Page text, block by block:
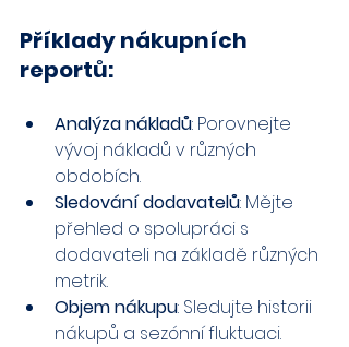
Příklady nákupních
reportů:
Analýza nákladů: Porovnejte
vývoj nákladů v různých
obdobích.
Sledování dodavatelů: Mějte
přehled o spolupráci s
dodavateli na základě různých
metrik.
Objem nákupu: Sledujte historii
nákupů a sezónní fluktuaci.